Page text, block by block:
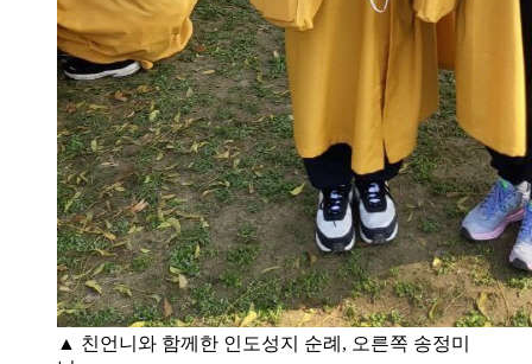
▲ 친언니와 함께한 인도성지 순례, 오른쪽 송정미